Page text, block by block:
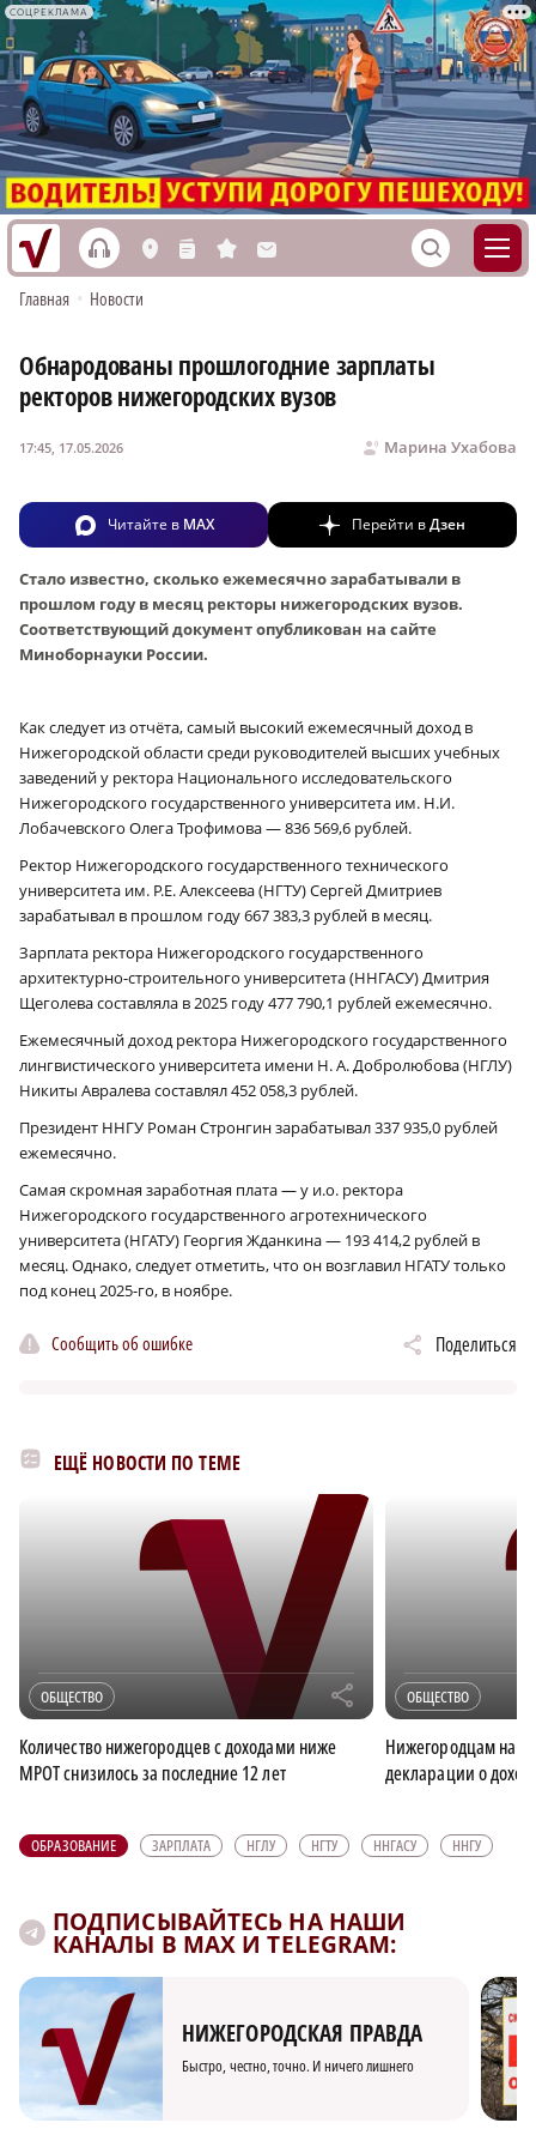
СОЦРЕКЛАМА
h L n s M S
Главная • Новости
Обнародованы прошлогодние зарплаты
ректоров нижегородских вузов
Марина Ухабова
17:45, 17.05.2026
Читайте в MAX Перейти вДзен
Стало известно, сколько ежемесячно зарабатывали в
прошлом году в месяц ректоры нижегородских вузов.
Соответствующий документ опубликован на сайте
Миноборнауки России.
Как следует из отчёта, самый высокий ежемесячный доход в
Нижегородской области среди руководителей высших учебных
заведений у ректора Национального исследовательского
Нижегородского государственного университета им. Н.И.
Лобачевского Олега Трофимова — 836 569,6 рублей.
Ректор Нижегородского государственного технического
университета им. Р.Е. Алексеева (НГТУ) Сергей Дмитриев
зарабатывал в прошлом году 667 383,3 рублей в месяц.
Зарплата ректора Нижегородского государственного
архитектурно-строительного университета (ННГАСУ) Дмитрия
Щеголева составляла в 2025 году 477 790,1 рублей ежемесячно.
Ежемесячный доход ректора Нижегородского государственного
лингвистического университета имени Н. А. Добролюбова (НГЛУ)
Никиты Авралева составлял 452 058,3 рублей.
Президент ННГУ Роман Стронгин зарабатывал 337 935,0 рублей
ежемесячно.
Самая скромная заработная плата — у и.о. ректора
Нижегородского государственного агротехнического
университета (НГАТУ) Георгия Жданкина — 193 414,2 рублей в
месяц. Однако, следует отметить, что он возглавил НГАТУ только
под конец 2025-го, в ноябре.
Сообщить об ошибке Поделиться
ЕЩЁ НОВОСТИ ПО ТЕМЕ
ОБЩЕСТВО r
Количество нижегородцев с доходами ниже
МРОТ снизилось за последние 12 лет
ОБЩЕСТВО
Нижегородцам
декларации о
ОБРАЗОВАНИЕ ЗАРПЛАТА НГЛУ НГТУ ННГАСУ ННГУ
ПОДПИСЫВАЙТЕСЬ НА НАШИ
КАНАЛЫ В MAX И TELEGRAM:
НИЖЕГОРОДСКАЯ ПРАВДА
Быстро, честно, точно. И ничего лишнего